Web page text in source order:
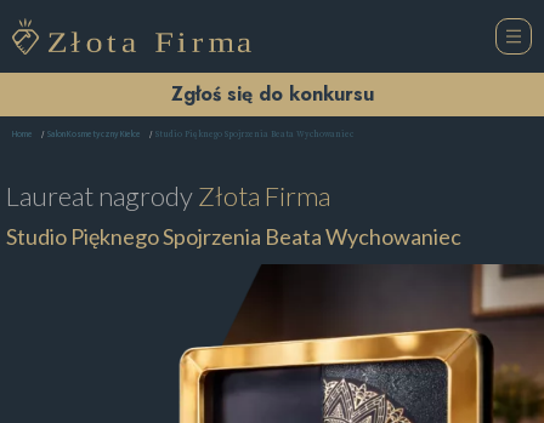
Zgłoś się do konkursu
Home Salon Kosmetyczny Kielce Studio Pięknego Spojrzenia Beata Wychowaniec
Laureat nagrodyZłota Firma
Studio Pięknego Spojrzenia Beata Wychowaniec